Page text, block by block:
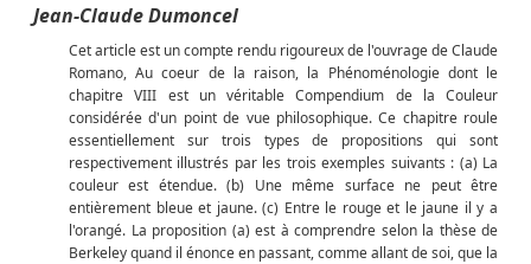
Jean-Claude Dumoncel
Cet article est un compte rendu rigoureux de l'ouvrage de Claude
Romano, Au coeur de la raison, la Phénoménologie dont le
chapitre VIII est un véritable Compendium de la Couleur
considérée d'un point de vue philosophique. Ce chapitre roule
essentiellement sur trois types de propositions qui sont
respectivement illustrés par les trois exemples suivants : (a) La
couleur est étendue. (b) Une même surface ne peut être
entièrement bleue et jaune. (c) Entre le rouge et le jaune il y a
l'orangé. La proposition (a) est à comprendre selon la thèse de
Berkeley quand il énonce en passant, comme allant de soi, que la